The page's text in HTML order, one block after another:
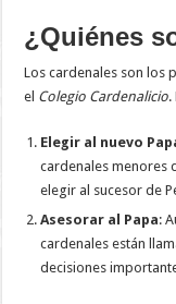
¿Quiénes
Los cardenales son los
el Colegio Cardenalicio.
Elegir al nuevo
cardenales menores
elegir al sucesor de
Asesorar al Papa:
cardenales están
decisiones